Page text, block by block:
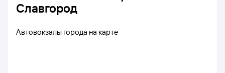
Славгород
Автовокзалы города на карте